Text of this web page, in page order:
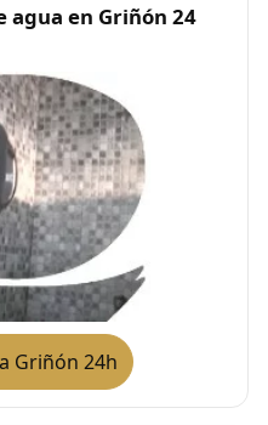
agua en Griñón 24
Griñón 24h